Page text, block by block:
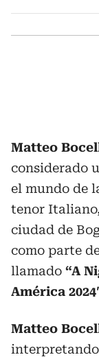
Matteo
considerado
el mundo de
tenor
ciudad de
como parte
llamado “A
América
Matteo